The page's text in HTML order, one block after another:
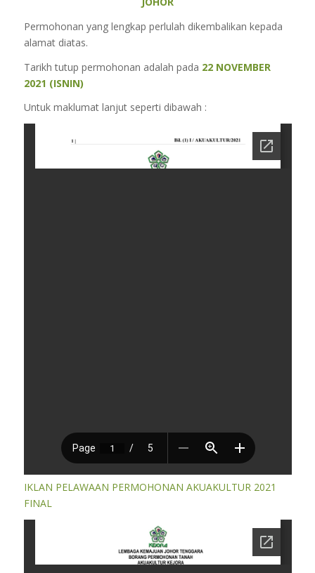
Permohonan yang lengkap perlulah dikembalikan kepada
alamat diatas.
Tarikh tutup permohonan adalah pada 22 NOVEMBER
2021 (ISNIN)
Untuk maklumat lanjut seperti dibawah :
IKLAN PELAWAAN PERMOHONAN AKUAKULTUR 2021
FINAL